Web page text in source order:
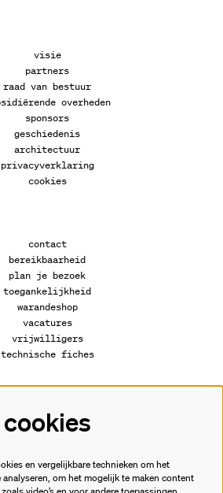
visie
partners
raad van bestuur
overheden
sponsors
geschiedenis
architectuur
privacyverklaring
cookies
contact
bereikbaarheid
plan je bezoek
toegankelijkheid
warandeshop
vacatures
vrijwilligers
technische fiches
Volg ons
en vergelijkbare technieken om het
om het mogelijk te maken content